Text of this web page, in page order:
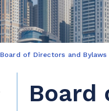
Board of Directors and Bylaws
Board